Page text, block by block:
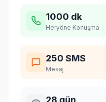
1000 dk
Heryöne Konuşma
250 SMS
Mesaj
28 gün